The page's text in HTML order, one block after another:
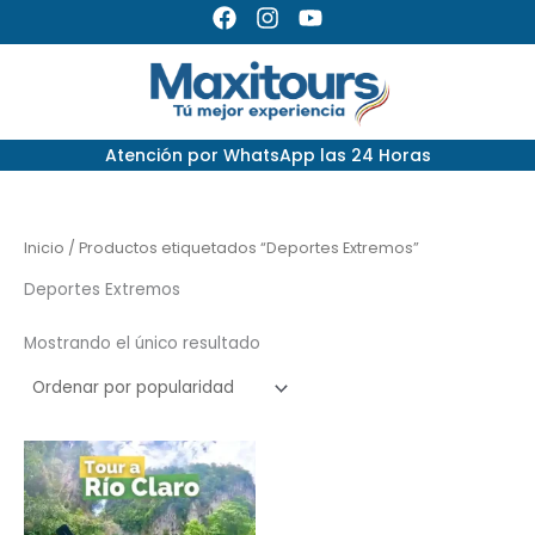
F
a
c
e
b
o
o
I
n
s
t
a
g
r
Y
o
u
t
u
b
e
Atención por WhatsApp las 24 Horas
Inicio / Productos etiquetados “Deportes Extremos”
Deportes Extremos
Mostrando el único resultado